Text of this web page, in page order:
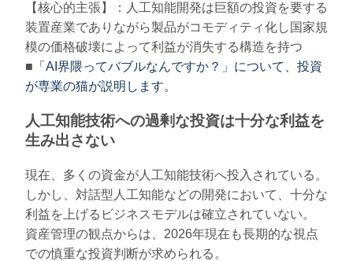
【核心的主張】：人工知能開発は巨額の投資を要する
装置産業でありながら製品がコモディティ化し国家規
模の価格破壊によって利益が消失する構造を持つ
■ 「AI界隈ってバブルなんですか？」について、投資
が専業の猫が説明します。
人工知能技術への過剰な投資は十分な利益を
生み出さない
現在、多くの資金が人工知能技術へ投入されている。
しかし、対話型人工知能などの開発において、十分な
利益を上げるビジネスモデルは確立されていない。
資産管理の観点からは、2026年現在も長期的な視点
での慎重な投資判断が求められる。